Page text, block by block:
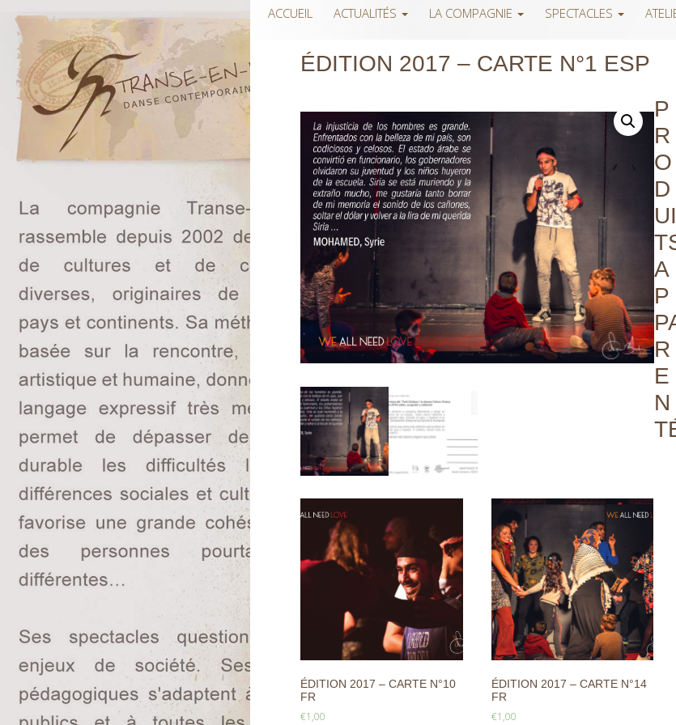
ÉDITION 2017 – CARTE N°1 ESP
P
R
O
D
UI
A
P
R
E
N
ÉDITION 2017 – CARTE N°10
FR
€1,00
ÉDITION 2017 – CARTE N°14
FR
€1,00
ACCUEIL ACTUALITÉS LA COMPAGNIE SPECTACLES